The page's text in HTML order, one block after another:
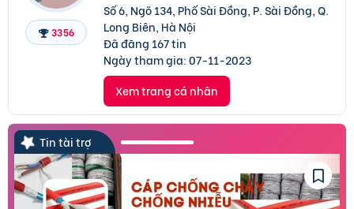
3356
Số 6, Ngõ 134, Phố Sài Đồng, P. Sài Đồng, Q.
Long Biên, Hà Nội
Đã đăng 167 tin
Ngày tham gia:07-11-2023
Xem trang cá nhân
Tin tài trợ